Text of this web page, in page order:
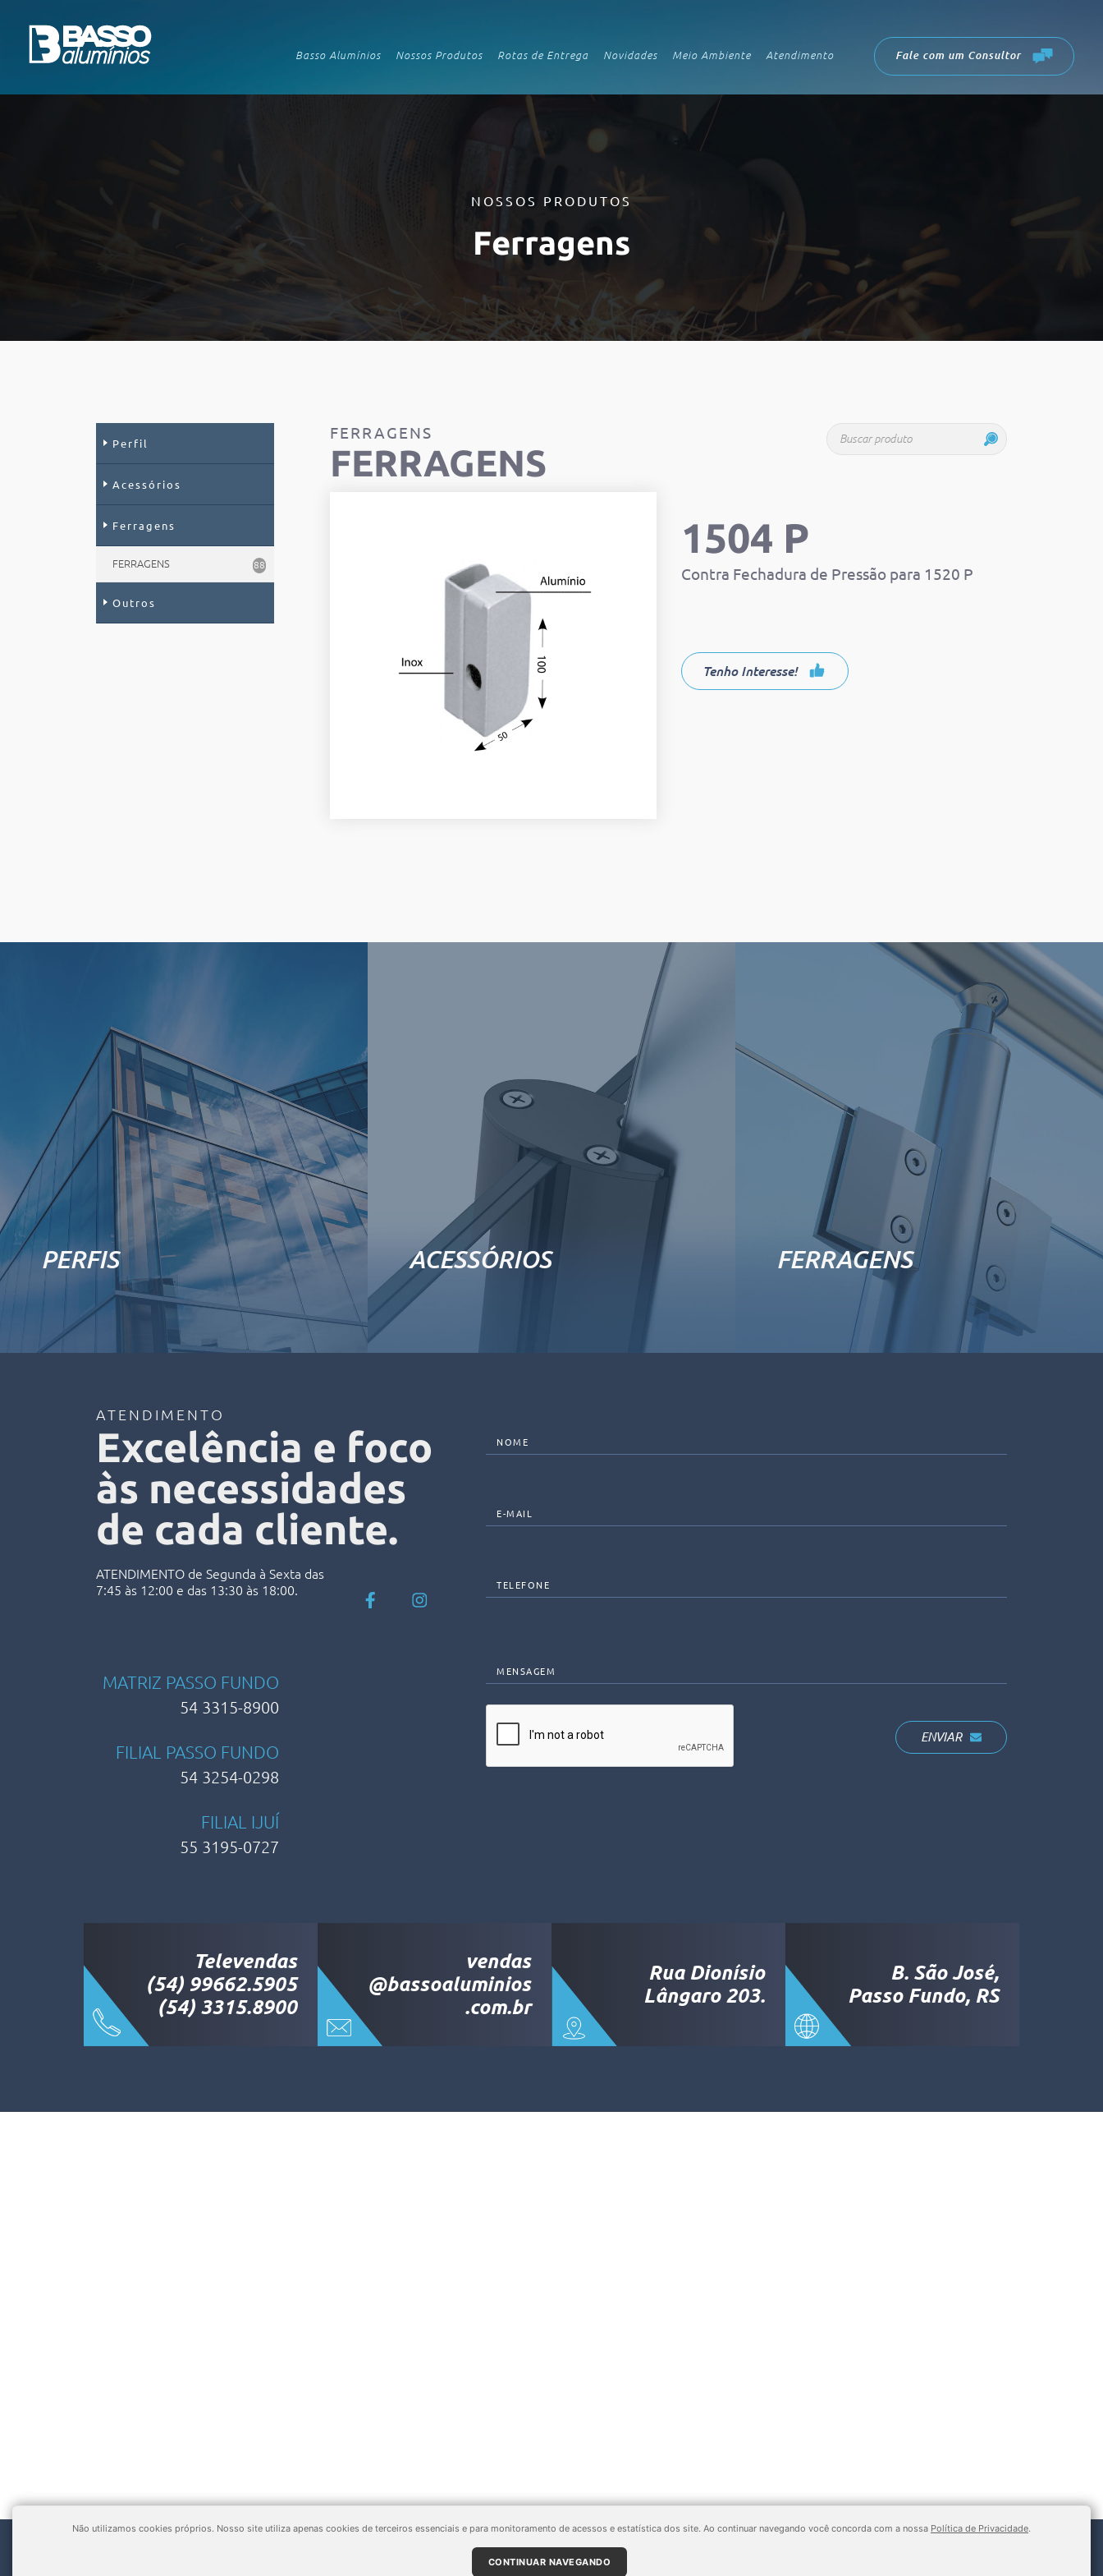
Basso Alumínios Nossos Produtos Rotas de Entrega Novidades Meio Ambiente Atendimento Fale com um Consultor
NOSSOS PRODUTOS
Ferragens
Perfil
Acessórios
Ferragens
FERRAGENS 88
Outros
FERRAGENS
FERRAGENS
Buscar produto
1504 P
Contra Fechadura de Pressão para 1520 P
Tenho Interesse!
PERFIS ACESSÓRIOS FERRAGENS
ATENDIMENTO
Excelência e foco
às necessidades
de cada cliente.
ATENDIMENTO de Segunda à Sexta das
7:45 às 12:00 e das 13:30 às 18:00.
MATRIZ PASSO FUNDO
54 3315-8900
FILIAL PASSO FUNDO
54 3254-0298
FILIAL IJUÍ
55 3195-0727
NOME
E-MAIL
TELEFONE
MENSAGEM
ENVIAR
Televendas
(54) 99662.5905
(54) 3315.8900
vendas
@bassoaluminios
.com.br
Rua Dionísio
Lângaro 203.
B. São José,
Passo Fundo, RS
- Rua Dionísio Lângaro, 203, Bairro São José - 2020 - Todos os direitos reservados. Proibida cópia total ou parcial. Desenvolvido por Criativittá Web Studio.
Não utilizamos cookies próprios. Nosso site utiliza apenas cookies de terceiros essenciais e para monitoramento de acessos e estatística dos site. Ao continuar navegando você concorda com a nossa Política de Privacidade.
CONTINUAR NAVEGANDO